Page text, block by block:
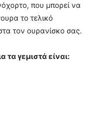
που μπορεί να
το τελικό
τον ουρανίσκο σας.
τα γεμιστά είναι: